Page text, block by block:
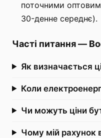
поточними
30-денне середнє).
Часті питання—
Як визначається
Коли
Чи можуть ціни
Чому мій рахунок